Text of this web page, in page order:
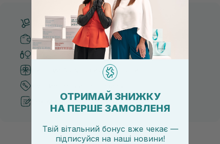
Бесплатная доставка от 3000 UAH
Безопасные способы оплаты
Только оригинальная косметика
Система бонусов и лояльности
Рекомендации от косметологов
ОТРИМАЙ ЗНИЖКУ
НА ПЕРШЕ ЗАМОВЛЕНЯ
Твій вітальний бонус вже чекає —
підписуйся на наші новини!